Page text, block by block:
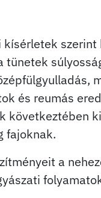
és reumás
következtében
fajoknak.
a